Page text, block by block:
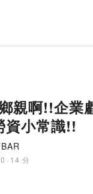
親啊!!企業
資小常識!!
· 14 分